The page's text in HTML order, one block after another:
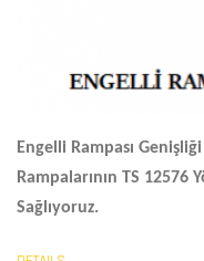
Engelli Rampası Genişliği
Rampalarının TS 12576
Sağlıyoruz.